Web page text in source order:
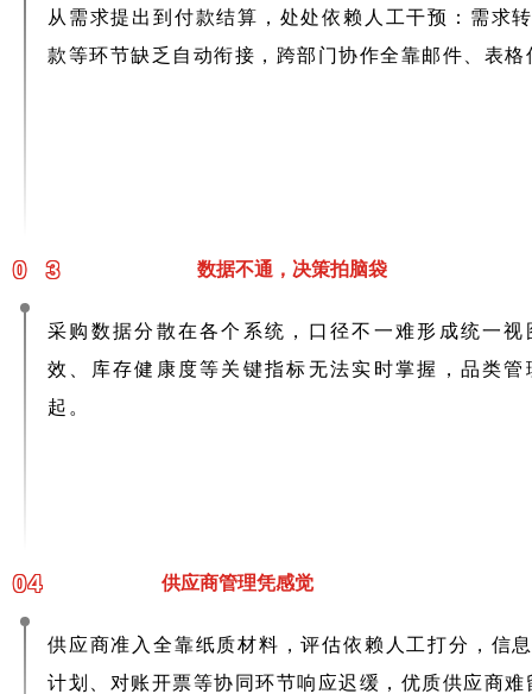
从需求提出到付款结算，处处依赖人工干预：需求
款等环节缺乏自动衔接，跨部门协作全靠邮件、表
0 3 数据不通，决策拍脑袋
采购数据分散在各个系统，口径不一难形成统一
效、库存健康度等关键指标无法实时掌握，品类
起。
04 供应商管理凭感觉
供应商准入全靠纸质材料，评估依赖人工打分，信
计划、对账开票等协同环节响应迟缓，优质供应商